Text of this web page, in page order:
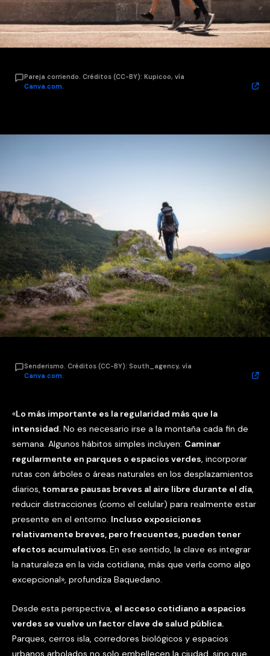
Pareja corriendo. Créditos (CC-BY): Kupicoo, vía
Canva.com.
Senderismo. Créditos (CC-BY): South_agency, vía
Canva.com.
«Lo más importante es la regularidad más que la
intensidad. No es necesario irse a la montaña cada fin de
semana. Algunos hábitos simples incluyen: Caminar
regularmente en parques o espacios verdes, incorporar
rutas con árboles o áreas naturales en los desplazamientos
diarios, tomarse pausas breves al aire libre durante el día,
reducir distracciones (como el celular) para realmente estar
presente en el entorno. Incluso exposiciones
relativamente breves, pero frecuentes, pueden tener
efectos acumulativos.En ese sentido, la clave es integrar
la naturaleza en la vida cotidiana, más que verla como algo
excepcional», profundiza Baquedano.
Desde esta perspectiva, el acceso cotidiano a espacios
verdes se vuelve un factor clave de salud pública.
Parques, cerros isla, corredores biológicos y espacios
urbanos arbolados no solo embellecen la ciudad, sino que